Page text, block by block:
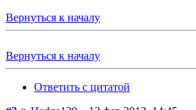
Вернуться к началу
Вернуться к началу
Ответить с цитатой